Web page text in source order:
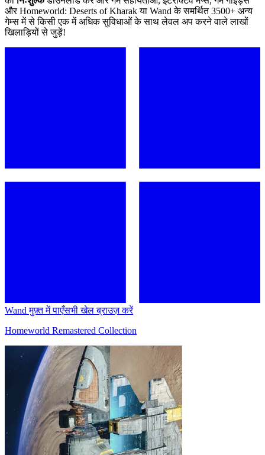
और Homeworld: Deserts of Kharak या Wand के समर्थित 3500+ अन्य
गेम्स में से किसी एक में अधिक सुविधाओं के साथ लेवल अप करने वाले लाखों
खिलाड़ियों से जुड़ें!
Wand मुफ़्त में पाएँसभी खेल ब्राउज़ करें
Homeworld Remastered Collection